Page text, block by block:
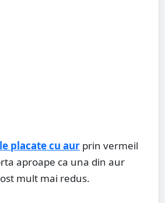
placate cu aur prin vermeil
aproape ca una din aur
mult mai redus.